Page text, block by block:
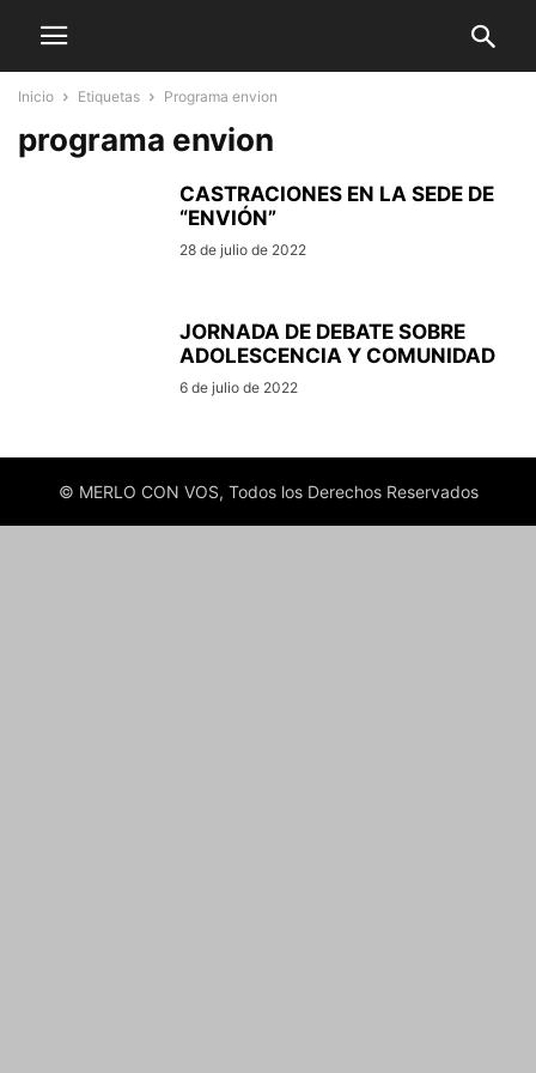
Inicio Etiquetas Programa envion
programa envion
CASTRACIONES EN LA SEDE DE
“ENVIÓN”
28 de julio de 2022
JORNADA DE DEBATE SOBRE
ADOLESCENCIA Y COMUNIDAD
6 de julio de 2022
© MERLO CON VOS, Todos los Derechos Reservados